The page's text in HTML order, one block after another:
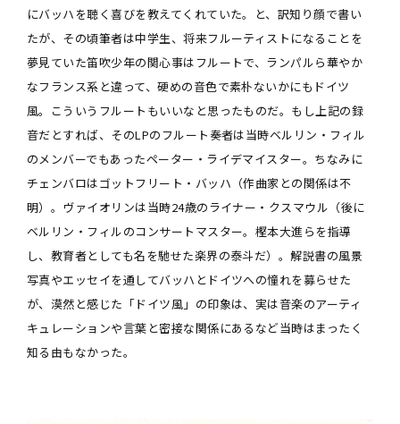
にバッハを聴く喜びを教えてくれていた。と、訳知り顔で書い
たが、その頃筆者は中学生、将来フルーティストになることを
夢見ていた笛吹少年の関心事はフルートで、ランパルら華やか
なフランス系と違って、硬めの音色で素朴ないかにもドイツ
風。こういうフルートもいいなと思ったものだ。もし上記の録
音だとすれば、そのLPのフルート奏者は当時ベルリン・フィル
のメンバーでもあったペーター・ライデマイスター。ちなみに
チェンバロはゴットフリート・バッハ（作曲家との関係は不
明）。ヴァイオリンは当時24歳のライナー・クスマウル（後に
ベルリン・フィルのコンサートマスター。樫本大進らを指導
し、教育者としても名を馳せた楽界の泰斗だ）。解説書の風景
写真やエッセイを通してバッハとドイツへの憧れを募らせた
が、漠然と感じた「ドイツ風」の印象は、実は音楽のアーティ
キュレーションや言葉と密接な関係にあるなど当時はまったく
知る由もなかった。